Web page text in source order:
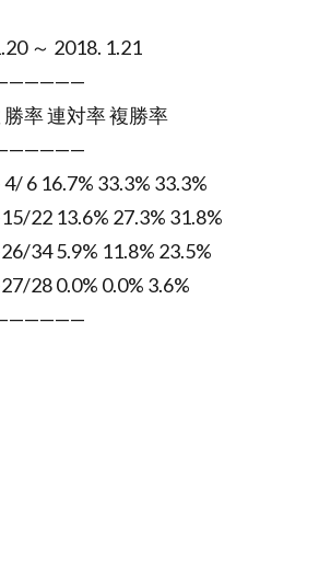
～ 2018. 1.21
率 連対率 複勝率
6 16.7% 33.3% 33.3%
22 13.6% 27.3% 31.8%
34 5.9% 11.8% 23.5%
28 0.0% 0.0% 3.6%